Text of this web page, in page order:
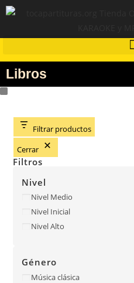
Libros
Filtrar productos
Cerrar
Filtros
Nivel
Nivel Medio
Nivel Inicial
Nivel Alto
Género
Música clásica